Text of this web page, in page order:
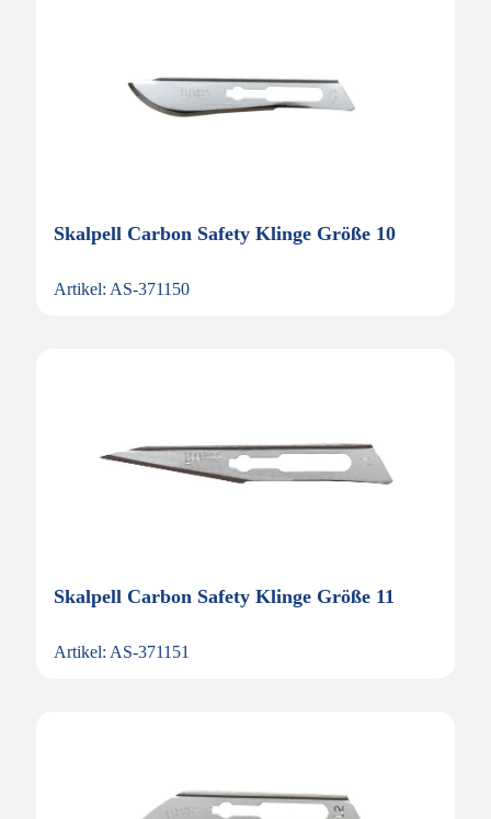
Skalpell Carbon Safety Klinge Größe 10
Artikel: AS-371150
Skalpell Carbon Safety Klinge Größe 11
Artikel: AS-371151